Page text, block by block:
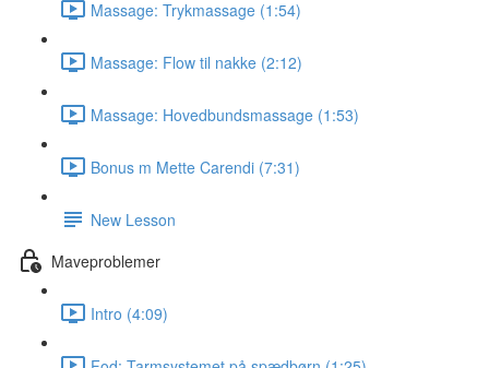
Massage: Trykmassage (1:54)
Massage: Flow til nakke (2:12)
Massage: Hovedbundsmassage (1:53)
Bonus m Mette Carendi (7:31)
New Lesson
Maveproblemer
Intro (4:09)